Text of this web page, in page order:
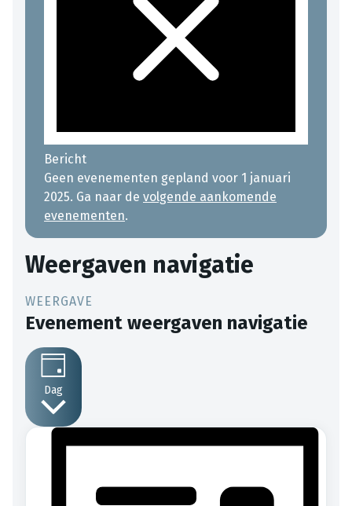
Bericht
Geen evenementen gepland voor 1 januari
2025. Ga naar de volgende aankomende
evenementen.
Weergaven navigatie
Evenement weergaven navigatie
Dag